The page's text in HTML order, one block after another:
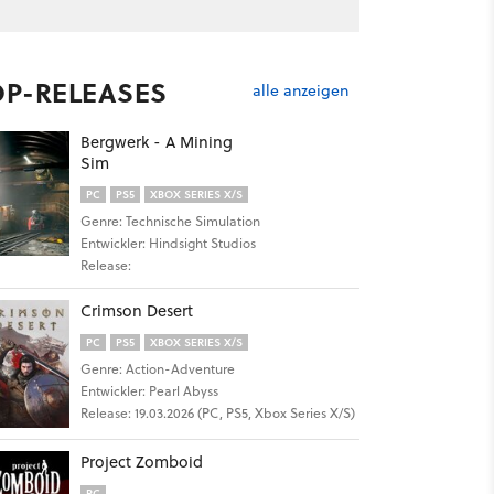
RELEASES alle anzeigen
Bergwerk - A Mining
Sim
PC PS5 XBOX SERIES X/S
Genre: Technische Simulation
Entwickler: Hindsight Studios
Release:
Crimson Desert
PC PS5 XBOX SERIES X/S
Genre: Action-Adventure
Entwickler: Pearl Abyss
Release: 19.03.2026 (PC, PS5, Xbox Series X/S)
Project Zomboid